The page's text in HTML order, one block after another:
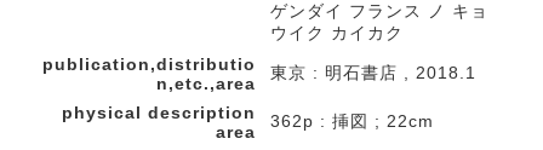
ゲンダイ フランス ノ キョ
ウイク カイカク
publication,distributio
n,etc.,area
東京 : 明石書店 , 2018.1
physical description
area
362p : 挿図 ; 22cm